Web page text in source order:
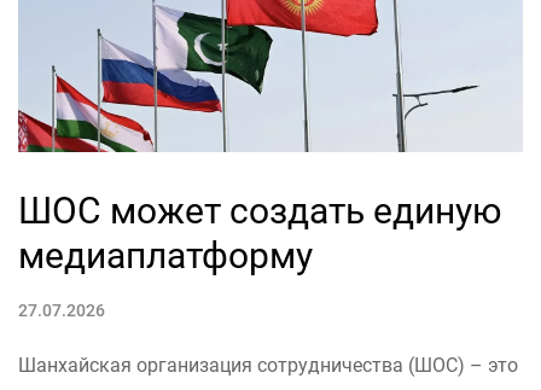
ШОС может создать единую
медиаплатформу
27.07.2026
Шанхайская организация сотрудничества (ШОС) – это